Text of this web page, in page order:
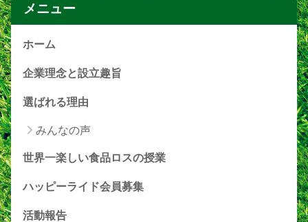
メニュー
ホーム
企業理念と設立趣旨
選ばれる理由
みんなの声
世界一楽しい食品ロスの授業
ハッピーライド会員募集
活動報告